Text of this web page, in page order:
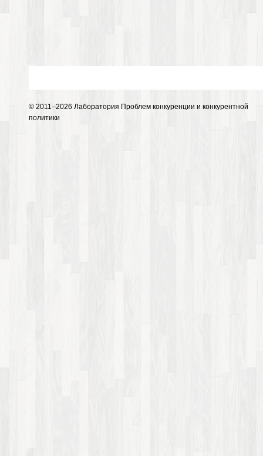
© 2011–2026 Лаборатория Проблем конкуренции и конкурентной
политики